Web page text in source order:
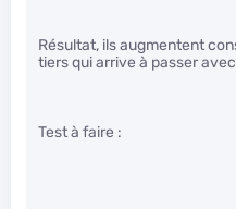
Résultat, ils augmentent
tiers qui arrive à passer
Test à faire :